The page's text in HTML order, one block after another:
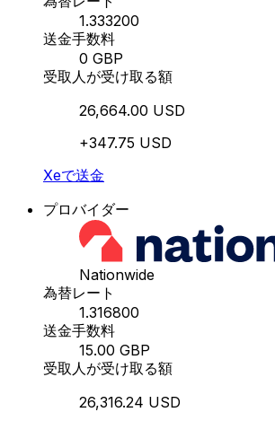
1.333200
送金手数料
0 GBP
受取人が受け取る額
26,664.00 USD
+347.75 USD
Xeで送金
プロバイダー
Nationwide
為替レート
1.316800
送金手数料
15.00 GBP
受取人が受け取る額
26,316.24 USD